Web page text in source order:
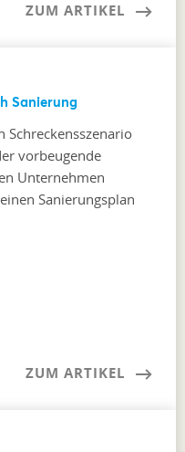
ZUM ARTIKEL
Sanierung
Schreckensszenario
vorbeugende
Unternehmen
Sanierungsplan
ZUM ARTIKEL